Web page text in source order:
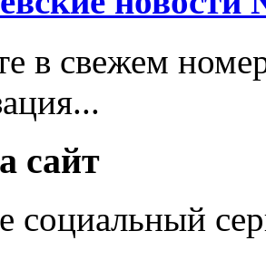
в свежем
сайт
социальный